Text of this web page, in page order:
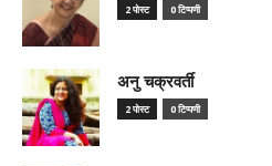
2 पोस्ट 0 टिप्पणी
अनु चक्रवर्ती
2 पोस्ट 0 टिप्पणी